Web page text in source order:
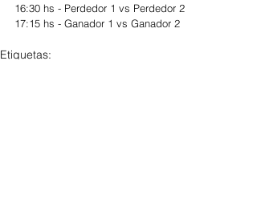
16:30 hs - Perdedor 1 vs Perdedor 2
17:15 hs - Ganador 1 vs Ganador 2
Etiquetas: